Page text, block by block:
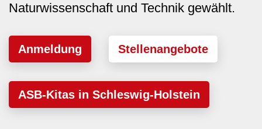
Naturwissenschaft und Technik gewählt.
Anmeldung Stellenangebote
ASB-Kitas in Schleswig-Holstein